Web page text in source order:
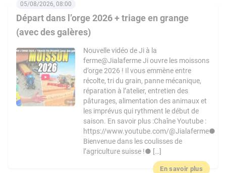
Départ dans l’orge 2026 + triage en grange
(avec des galères)
05/08/2026, 08:00
Nouvelle vidéo de Ji à la
ferme@Jialaferme Ji ouvre les moissons
d’orge 2026 ! Il vous emmène entre
récolte, tri du grain, panne mécanique,
réparation à l’atelier, entretien des
pâturages, alimentation des animaux et
les imprévus qui rythment le début de
saison. En savoir plus :Chaîne Youtube :
https://www.youtube.com/@Jialaferme●
Bienvenue dans les coulisses de
l’agriculture suisse !● […]
En savoir plus